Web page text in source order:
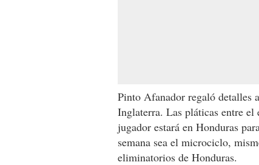
Pinto Afanador regaló detalles
Inglaterra. Las pláticas entre el
jugador estará en Honduras
semana sea el microciclo,
eliminatorios de Honduras.